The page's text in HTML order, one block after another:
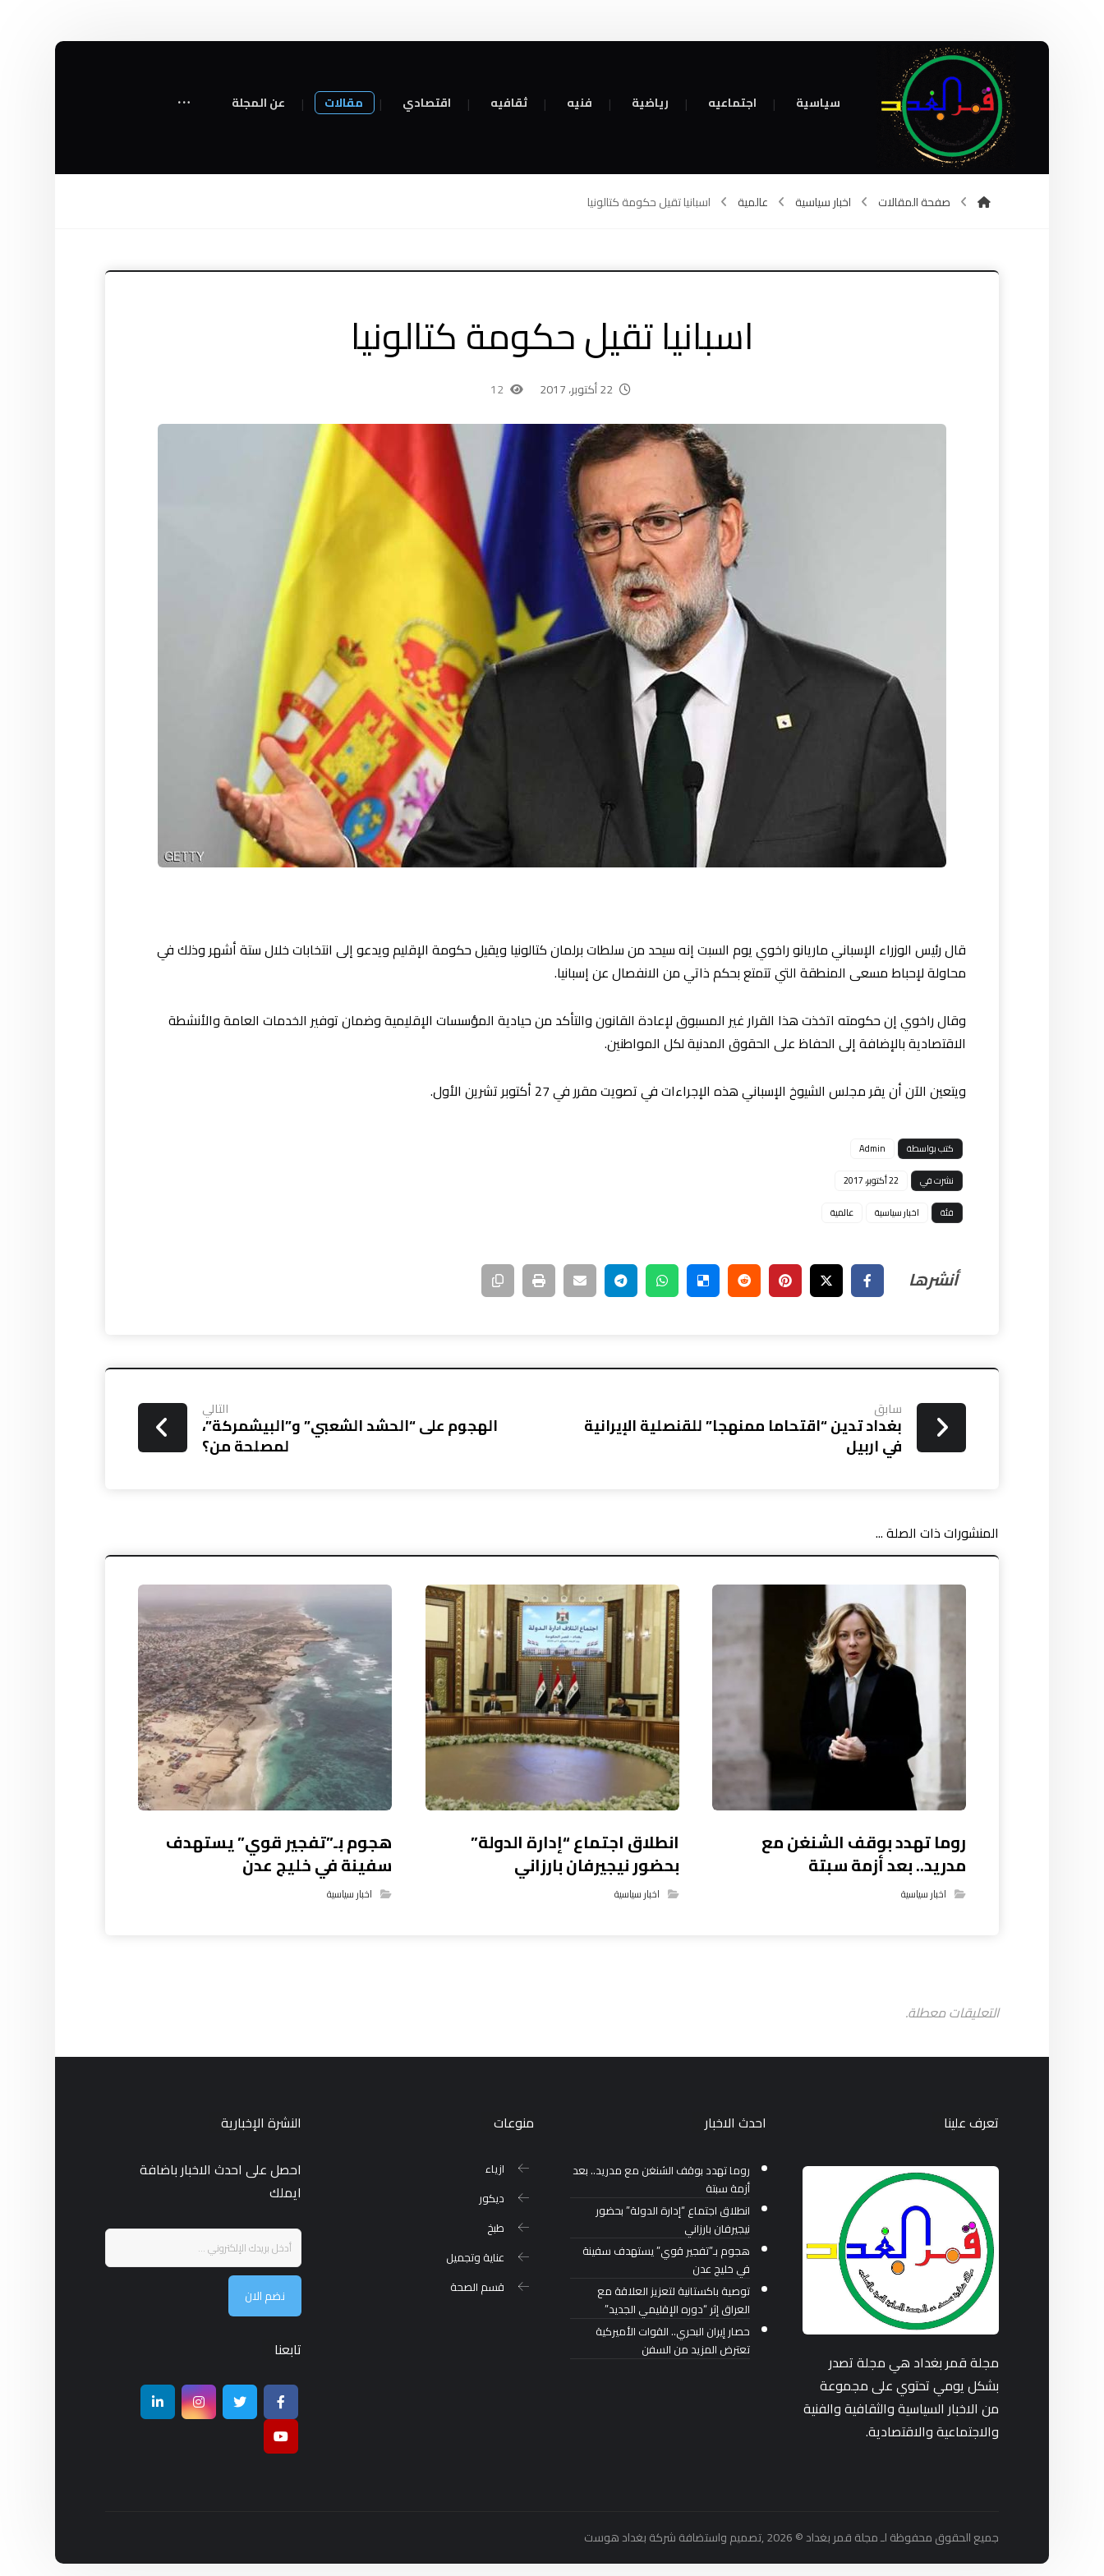
سياسية اجتماعيه رياضية فنيه ثقافيه اقتصادي مقالات عن المجلة
صفحة المقالات اخبار سياسية عالمية اسبانيا تقيل حكومة كتالونيا
اسبانيا تقيل حكومة كتالونيا
22 أكتوبر، 2017 12
قال رئيس الوزراء الإسباني ماريانو راخوي يوم السبت إنه سيحد من سلطات برلمان كتالونيا ويقيل حكومة الإقليم ويدعو إلى انتخابات خلال ستة أشهر وذلك في
محاولة لإحباط مسعى المنطقة التي تتمتع بحكم ذاتي من الانفصال عن إسبانيا.
وقال راخوي إن حكومته اتخذت هذا القرار غير المسبوق لإعادة القانون والتأكد من حيادية المؤسسات الإقليمية وضمان توفير الخدمات العامة والأنشطة
الاقتصادية بالإضافة إلى الحفاظ على الحقوق المدنية لكل المواطنين.
ويتعين الآن أن يقر مجلس الشيوخ الإسباني هذه الإجراءات في تصويت مقرر في 27 أكتوبر تشرين الأول.
كتب بواسطة
Admin
نشرت في
22 أكتوبر، 2017
فئة
اخبار سياسية عالمية
سابق
بغداد تدين “اقتحاما ممنهجا” للقنصلية الإيرانية
في اربيل
التالي
الهجوم على “الحشد الشعبي” و”البيشمركة”،
لمصلحة من؟
المنشورات ذات الصلة ...
روما تهدد بوقف الشنغن مع
مدريد.. بعد أزمة سبتة
اخبار سياسية
انطلاق اجتماع “إدارة الدولة”
بحضور نيجيرفان بارزاني
اخبار سياسية
هجوم بـ”تفجير قوي” يستهدف
سفينة في خليج عدن
اخبار سياسية
التعليقات معطلة.
تعرف علينا
مجلة قمر بغداد هي مجلة تصدر
بشكل يومي تحتوي على مجموعة
من الاخبار السياسية والثقافية والفنية
والاجتماعية والاقتصادية.
احدث الاخبار
روما تهدد بوقف الشنغن مع مدريد.. بعد
أزمة سبتة
انطلاق اجتماع “إدارة الدولة” بحضور
نيجيرفان بارزاني
هجوم بـ”تفجير قوي” يستهدف سفينة
في خليج عدن
توصية باكستانية لتعزيز العلاقة مع
العراق إثر “دوره الإقليمي الجديد”
حصار إيران البحري.. القوات الأميركية
تعترض المزيد من السفن
منوعات
ازياء
ديكور
طبخ
عناية وتجميل
قسم الصحة
النشرة الإخبارية
احصل على احدث الاخبار باضافة
ايملك
نضم الان
تابعنا
جميع الحقوق محفوظة لـ مجلة قمر بغداد © 2026 ,تصميم واستضافة شركة بغداد هوست